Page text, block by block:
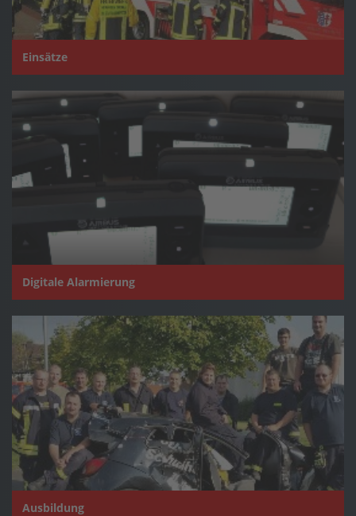
Einsätze
Digitale Alarmierung
Ausbildung